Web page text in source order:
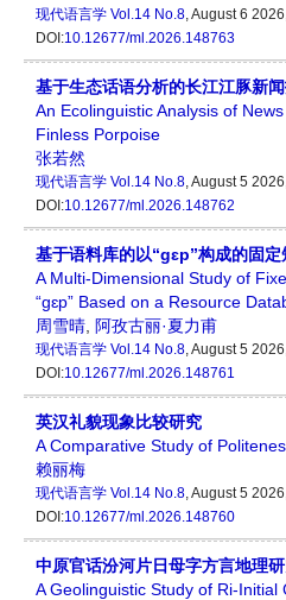
现代语言学 Vol.14 No.8, August 6
DOI:10.12677/ml.2026.148763
基于生态话语分析的长江江豚新
An Ecolinguistic Analysis of
Finless Porpoise
张若然
现代语言学 Vol.14 No.8, August 5
DOI:10.12677/ml.2026.148762
基于语料库的以“gɛp”构成的固
A Multi-Dimensional Study of
“gɛp” Based on a Resource
周雪晴
阿孜古丽·夏力甫
现代语言学 Vol.14 No.8, August 5
DOI:10.12677/ml.2026.148761
英汉礼貌现象比较研究
A Comparative Study of
赖丽梅
现代语言学 Vol.14 No.8, August 5
DOI:10.12677/ml.2026.148760
中原官话汾河片日母字方言地理
A Geolinguistic Study of Ri-